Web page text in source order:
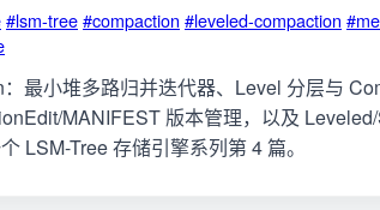
#lsm-tree#compaction #leveled-compaction
最小堆多路归并迭代器、Level 分层与
MANIFEST 版本管理，以及
LSM-Tree 存储引擎系列第 4 篇。